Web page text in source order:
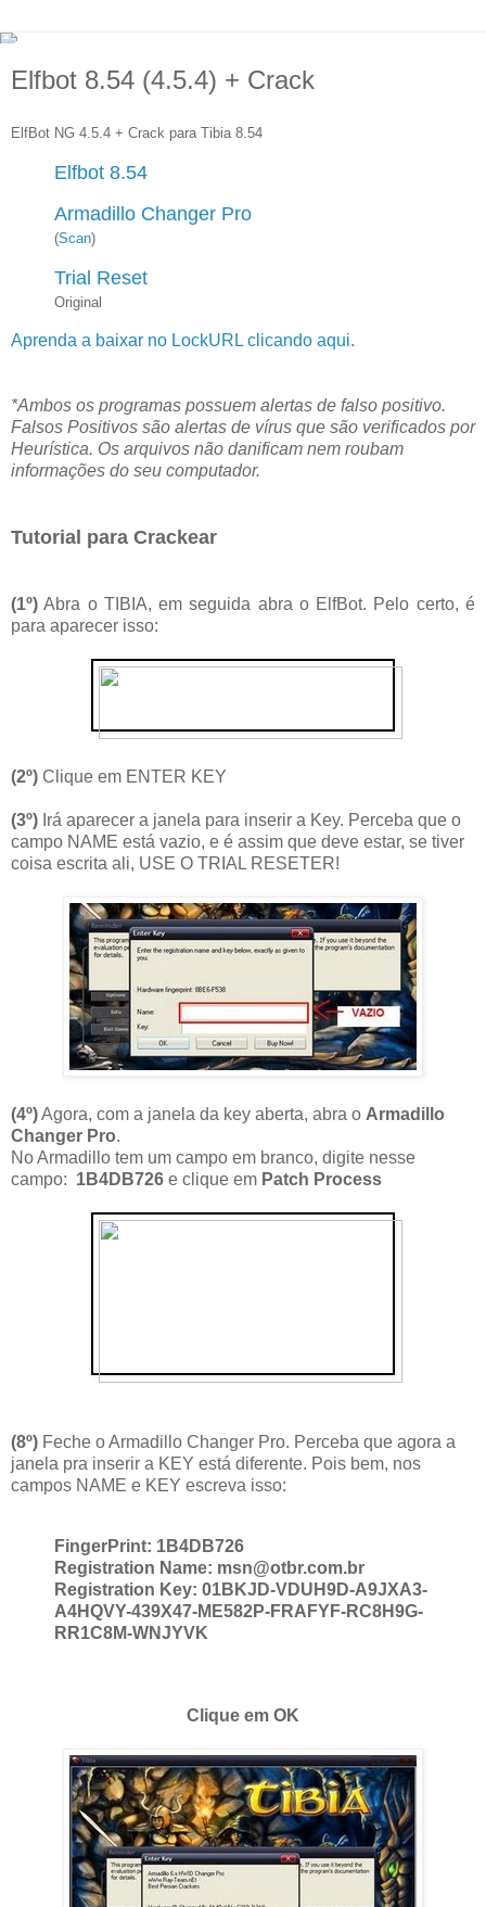
Elfbot 8.54 (4.5.4) + Crack
ElfBot NG 4.5.4 + Crack para Tibia 8.54
Elfbot 8.54
Armadillo Changer Pro
(Scan)
Trial Reset
Original
Aprenda a baixar no LockURL clicando aqui.
*Ambos os programas possuem alertas de falso positivo.
Falsos Positivos são alertas de vírus que são verificados por
Heurística. Os arquivos não danificam nem roubam
informações do seu computador.
Tutorial para Crackear
(1º) Abra o TIBIA, em seguida abra o ElfBot. Pelo certo, é
para aparecer isso:
(2º) Clique em ENTER KEY
(3º) Irá aparecer a janela para inserir a Key. Perceba que o
campo NAME está vazio, e é assim que deve estar, se tiver
coisa escrita ali, USE O TRIAL RESETER!
(4º)Agora, com a janela da key aberta, abra o Armadillo
Changer Pro.
No Armadillo tem um campo em branco, digite nesse
campo: 1B4DB726 e clique em Patch Process
(8º) Feche o Armadillo Changer Pro. Perceba que agora a
janela pra inserir a KEY está diferente. Pois bem, nos
campos NAME e KEY escreva isso:
FingerPrint: 1B4DB726
Registration Name: msn@otbr.com.br
Registration Key: 01BKJD-VDUH9D-A9JXA3-
A4HQVY-439X47-ME582P-FRAFYF-RC8H9G-
RR1C8M-WNJYVK
Clique em OK